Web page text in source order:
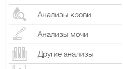
Анализы крови
Анализы мочи
Другие анализы